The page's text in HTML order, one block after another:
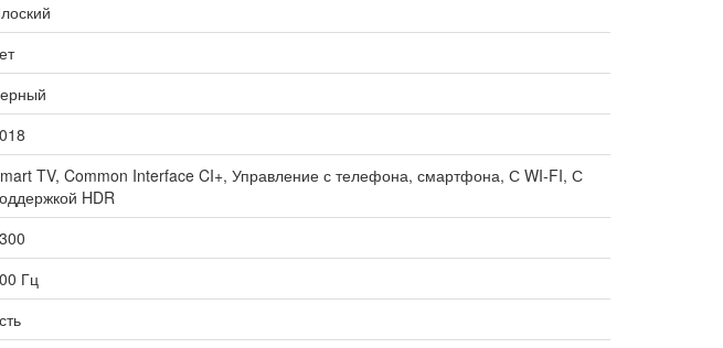
TV, Common Interface CI+, Управление с телефона, смартфона, С WI-FI, С
HDR
Гц